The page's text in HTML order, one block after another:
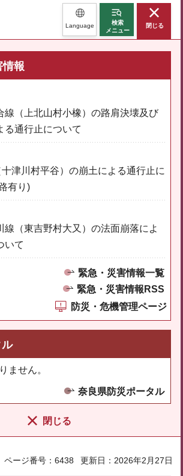
Language
検索
メニュー
閉じる
情報
線（上北山村小橡）の路肩決壊及び
る通行止について
津川村平谷）の崩土による通行止に
有り)
線（東吉野村大又）の法面崩落によ
いて
緊急・災害情報一覧
緊急・災害情報RSS
防災・危機管理ページ
ル
ません。
奈良県防災ポータル
閉じる
ページ番号：6438 更新日：2026年2月27日